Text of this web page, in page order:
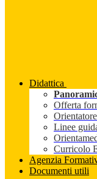
Didattica
Offerta
Linee
Curricolo
Agenzia
Documenti utili